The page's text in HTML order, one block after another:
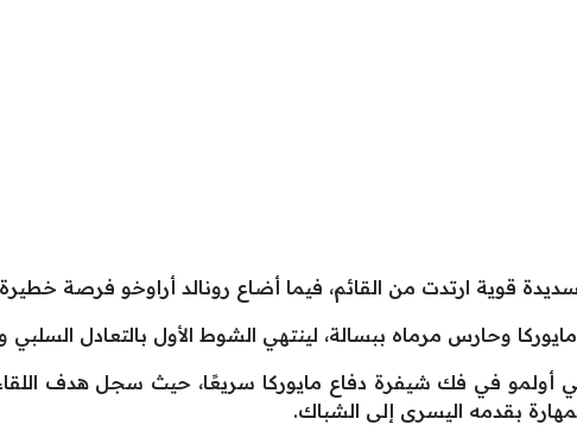
قوية ارتدت من القائم، فيما أضاع رونالد أراوخو فرصة
وحارس مرماه ببسالة، لينتهي الشوط الأول بالتعادل
بقدمه اليسرى إلى الشباك.